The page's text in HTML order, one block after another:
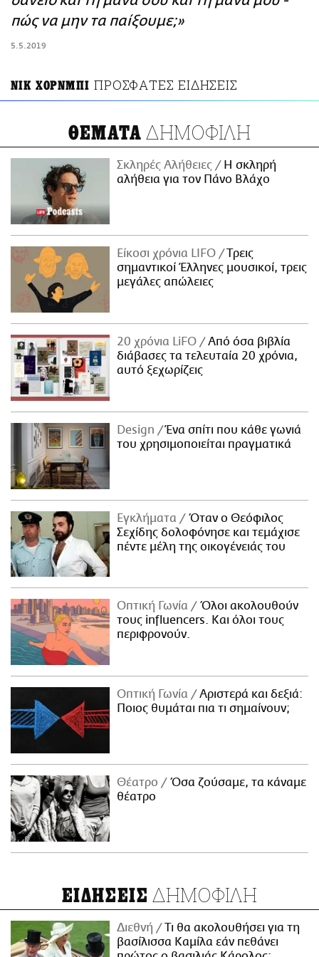
ΑΜΠΑ
πώς να μην τα παίξουμε;»
5.5.2019
ΝΙΚ ΧΟΡΝΜΠΙ ΠΡΟΣΦΑΤΕΣ ΕΙΔΗΣΕΙΣ
ΘΕΜΑΤΑ ΔΗΜΟΦΙΛΗ
Σκληρές Αλήθειες
H σκληρή
αλήθεια για τον Πάνο Βλάχο
Είκοσι χρόνια LIFO
Tρεις
σημαντικοί Έλληνες μουσικοί, τρεις
μεγάλες απώλειες
20 χρόνια LiFO
Από όσα βιβλία
διάβασες τα τελευταία 20 χρόνια,
αυτό ξεχωρίζεις
Design
Ένα σπίτι που κάθε γωνιά
του χρησιμοποιείται πραγματικά
Εγκλήματα
Όταν ο Θεόφιλος
Σεχίδης δολοφόνησε και τεμάχισε
πέντε μέλη της οικογένειάς του
Οπτική Γωνία
Όλοι ακολουθούν
τους influencers. Και όλοι τους
περιφρονούν.
Οπτική Γωνία
Αριστερά και δεξιά:
Ποιος θυμάται πια τι σημαίνουν;
Θέατρο
Όσα ζούσαμε, τα κάναμε
θέατρο
ΕΙΔΗΣΕΙΣ ΔΗΜΟΦΙΛΗ
Διεθνή
Τι θα ακολουθήσει για τη
βασίλισσα Καμίλα εάν πεθάνει